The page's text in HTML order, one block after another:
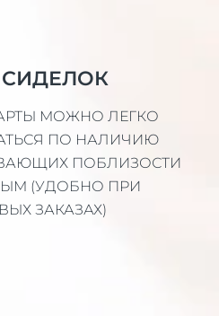
СИДЕЛОК
МОЖНО ЛЕГКО
ПО НАЛИЧИЮ
ПОБЛИЗОСТИ
(УДОБНО ПРИ
ЗАКАЗАХ)